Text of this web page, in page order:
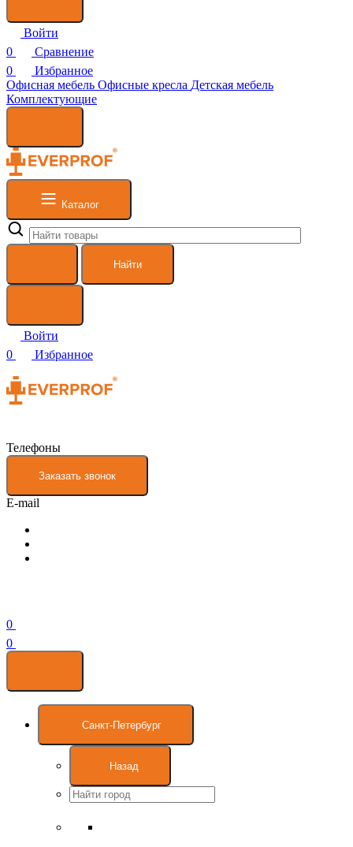
Войти
0
Сравнение
0
Избранное
Офисная мебель Офисные кресла Детская мебель
Комплектующие
Каталог
Найти
Войти
0
Избранное
Телефоны
Заказать звонок
E-mail
0
0
Санкт-Петербург
Назад